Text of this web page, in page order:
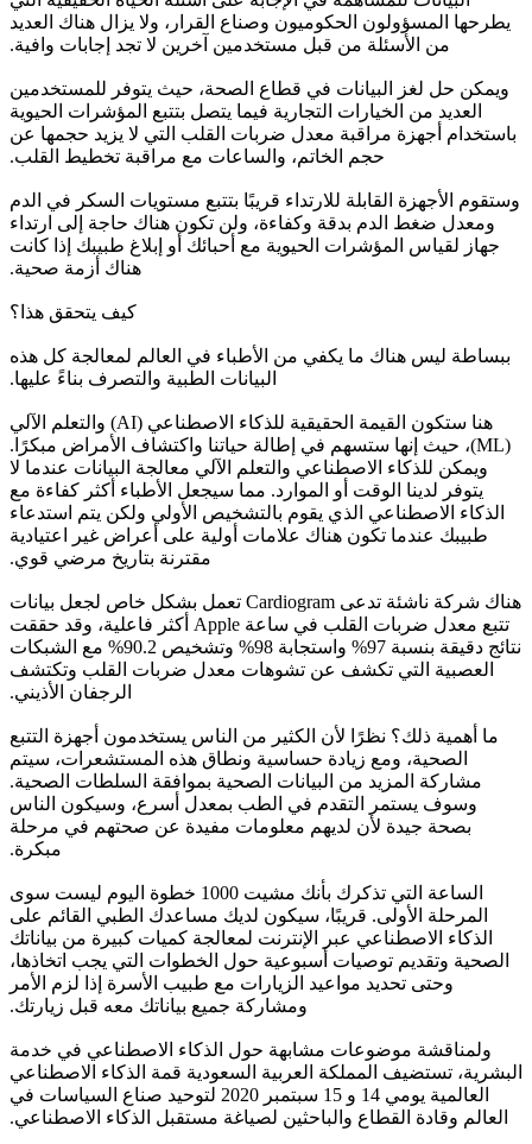
يطرحها المسؤولون الحكوميون وصناع القرار، ولا يزال هناك العديد
من الأسئلة من قبل مستخدمين آخرين لا تجد إجابات وافية.
ويمكن حل لغز البيانات في قطاع الصحة، حيث يتوفر للمستخدمين
العديد من الخيارات التجارية فيما يتصل بتتبع المؤشرات الحيوية
باستخدام أجهزة مراقبة معدل ضربات القلب التي لا يزيد حجمها عن
حجم الخاتم، والساعات مع مراقبة تخطيط القلب.
وستقوم الأجهزة القابلة للارتداء قريبًا بتتبع مستويات السكر في الدم
ومعدل ضغط الدم بدقة وكفاءة، ولن تكون هناك حاجة إلى ارتداء
جهاز لقياس المؤشرات الحيوية مع أحبائك أو إبلاغ طبيبك إذا كانت
هناك أزمة صحية.
كيف يتحقق هذا؟
ببساطة ليس هناك ما يكفي من الأطباء في العالم لمعالجة كل هذه
البيانات الطبية والتصرف بناءً عليها.
هنا ستكون القيمة الحقيقية للذكاء الاصطناعي (AI) والتعلم الآلي
(ML)، حيث إنها ستسهم في إطالة حياتنا واكتشاف الأمراض مبكرًا.
ويمكن للذكاء الاصطناعي والتعلم الآلي معالجة البيانات عندما لا
يتوفر لدينا الوقت أو الموارد. مما سيجعل الأطباء أكثر كفاءة مع
الذكاء الاصطناعي الذي يقوم بالتشخيص الأولي ولكن يتم استدعاء
طبيبك عندما تكون هناك علامات أولية على أعراض غير اعتيادية
مقترنة بتاريخ مرضي قوي.
هناك شركة ناشئة تدعى Cardiogram تعمل بشكل خاص لجعل بيانات
تتبع معدل ضربات القلب في ساعة Apple أكثر فاعلية، وقد حققت
نتائج دقيقة بنسبة 97% واستجابة 98% وتشخيص 90.2% مع الشبكات
العصبية التي تكشف عن تشوهات معدل ضربات القلب وتكتشف
الرجفان الأذيني.
ما أهمية ذلك؟ نظرًا لأن الكثير من الناس يستخدمون أجهزة التتبع
الصحية، ومع زيادة حساسية ونطاق هذه المستشعرات، سيتم
مشاركة المزيد من البيانات الصحية بموافقة السلطات الصحية.
وسوف يستمر التقدم في الطب بمعدل أسرع، وسيكون الناس
بصحة جيدة لأن لديهم معلومات مفيدة عن صحتهم في مرحلة
مبكرة.
الساعة التي تذكرك بأنك مشيت 1000 خطوة اليوم ليست سوى
المرحلة الأولى. قريبًا، سيكون لديك مساعدك الطبي القائم على
الذكاء الاصطناعي عبر الإنترنت لمعالجة كميات كبيرة من بياناتك
الصحية وتقديم توصيات أسبوعية حول الخطوات التي يجب اتخاذها،
وحتى تحديد مواعيد الزيارات مع طبيب الأسرة إذا لزم الأمر
ومشاركة جميع بياناتك معه قبل زيارتك.
ولمناقشة موضوعات مشابهة حول الذكاء الاصطناعي في خدمة
البشرية، تستضيف المملكة العربية السعودية قمة الذكاء الاصطناعي
العالمية يومي 14 و 15 سبتمبر 2020 لتوحيد صناع السياسات في
العالم وقادة القطاع والباحثين لصياغة مستقبل الذكاء الاصطناعي.